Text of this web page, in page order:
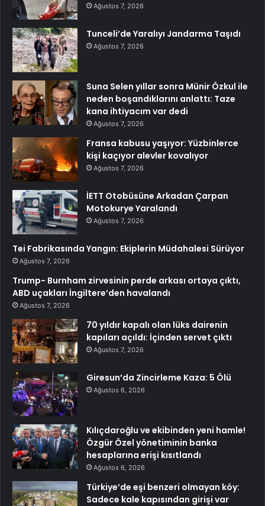
Ağustos 7, 2026
Tunceli’de Yaralıyı Jandarma Taşıdı
Ağustos 7, 2026
Suna Selen yıllar sonra Münir Özkul ile
neden boşandıklarını anlattı: Taze
kana ihtiyacım var dedi
Ağustos 7, 2026
Fransa kabusu yaşıyor: Yüzbinlerce
kişi kaçıyor alevler kovalıyor
Ağustos 7, 2026
İETT Otobüsüne Arkadan Çarpan
Motokurye Yaralandı
Ağustos 7, 2026
Tei Fabrikasında Yangın: Ekiplerin Müdahalesi Sürüyor
Ağustos 7, 2026
Trump- Burnham zirvesinin perde arkası ortaya çıktı,
ABD uçakları İngiltere’den havalandı
Ağustos 7, 2026
70 yıldır kapalı olan lüks dairenin
kapıları açıldı: İçinden servet çıktı
Ağustos 7, 2026
Giresun’da Zincirleme Kaza: 5 Ölü
Ağustos 6, 2026
Kılıçdaroğlu ve ekibinden yeni hamle!
Özgür Özel yönetiminin banka
hesaplarına erişi kısıtlandı
Ağustos 6, 2026
Türkiye’de eşi benzeri olmayan köy:
Sadece kale kapısından girişi var